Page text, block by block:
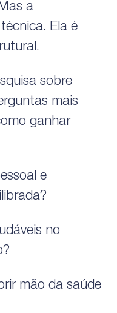
a
Ela é
sobre
mais
ganhar
e
no
mão da saúde